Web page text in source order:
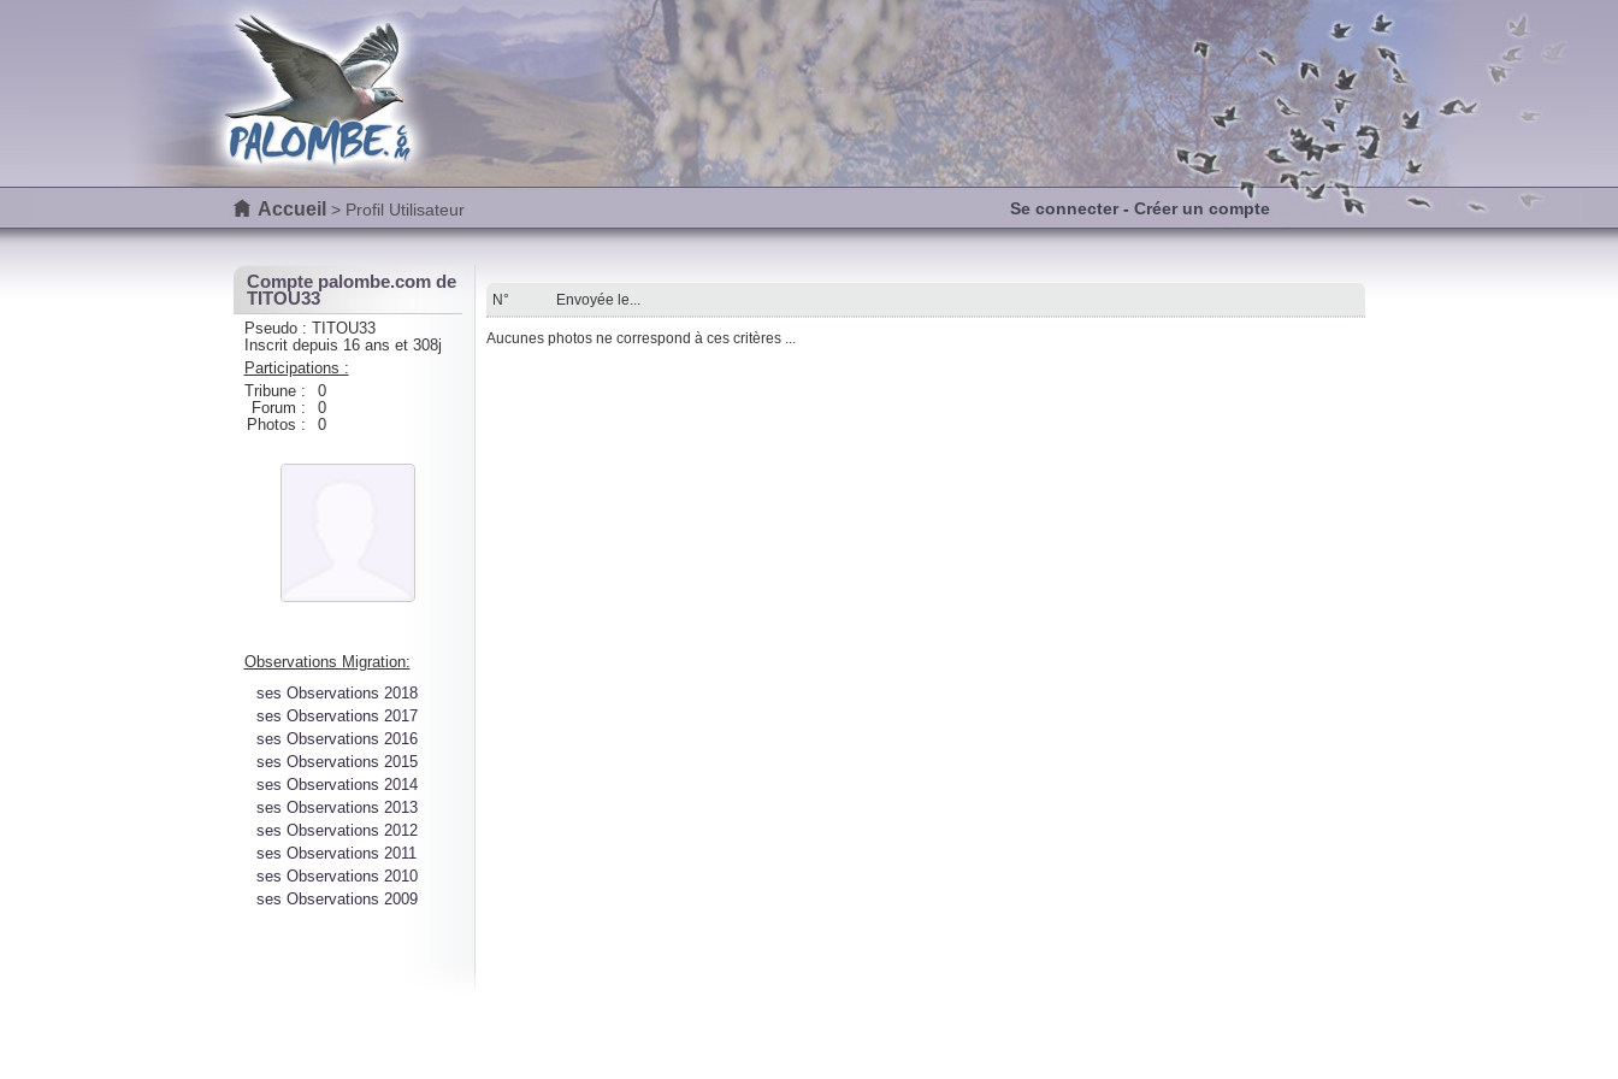
Accueil > Profil Utilisateur Se connecter- Créer un compte
Compte palombe.com de
TITOU33
Pseudo : TITOU33
Inscrit depuis 16 ans et 308j
Participations :
Tribune :
0
Forum :
0
Photos :
0
Observations Migration:
ses Observations 2018
ses Observations 2017
ses Observations 2016
ses Observations 2015
ses Observations 2014
ses Observations 2013
ses Observations 2012
ses Observations 2011
ses Observations 2010
ses Observations 2009
N° Envoyée le...
Aucunes photos ne correspond à ces critères ...